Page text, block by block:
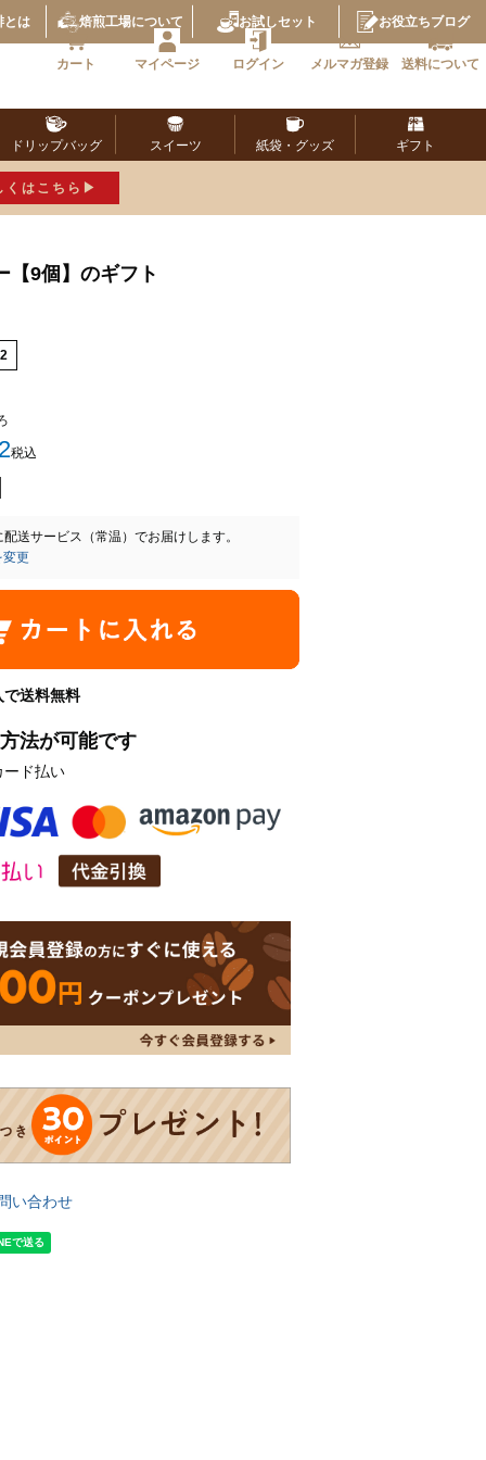
とは 焙煎工場について お試しセット お役立ちブログ
カート マイページ ログイン メルマガ登録 送料について
ドリップバッグ スイーツ 紙袋・ グッズ ギフト
くはこちら
【9個】のギフト
税込
配送サービス（常温） でお届けします。
変更
送料無料
法が可能です
ード払い
い合わせ